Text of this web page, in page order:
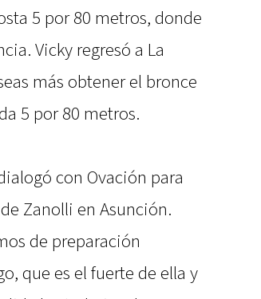
5 por 80 metros, donde
Vicky regresó a La
más obtener el bronce
5 por 80 metros.
con Ovación para
Zanolli en Asunción.
de preparación
que es el fuerte de ella y